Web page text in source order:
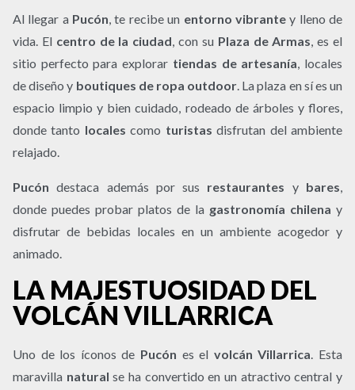
Al llegar a Pucón, te recibe un entorno vibrantey lleno de
vida. El centro de la ciudad, con su Plaza de Armas, es el
sitio perfecto para explorar tiendas de artesanía, locales
de diseño y boutiques de ropa outdoor. La plaza en sí es un
espacio limpio y bien cuidado, rodeado de árboles y flores,
donde tanto locales como turistas disfrutan del ambiente
relajado.
Pucón destaca además por sus restaurantes y bares,
donde puedes probar platos de la gastronomía chilena y
disfrutar de bebidas locales en un ambiente acogedor y
animado.
LA MAJESTUOSIDAD DEL
VOLCÁN VILLARRICA
Uno de los íconos de Pucón es el volcán Villarrica. Esta
maravilla natural se ha convertido en un atractivo central y